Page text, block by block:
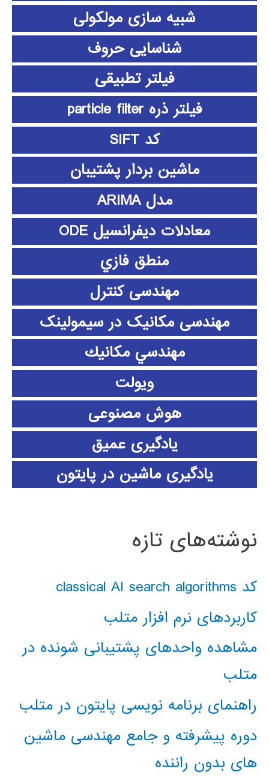
شبیه سازی مولکولی
شناسایی حروف
فیلتر تطبیقی
فیلتر ذره particle filter
کد SIFT
ماشین بردار پشتیبان
مدل ARIMA
معادلات دیفرانسیل ODE
منطق فازي
مهندسی کنترل
مهندسی مکانیک در سیمولینک
مهندسي مكانيك
ویولت
هوش مصنوعی
یادگیری عمیق
یادگیری ماشین در پایتون
نوشته‌های تازه
کد classical AI search algorithms
کاربردهای نرم افزار متلب
مشاهده واحدهای پشتیبانی شونده در
متلب
راهنمای برنامه نویسی پایتون در متلب
دوره پیشرفته و جامع مهندسی ماشین
های بدون راننده